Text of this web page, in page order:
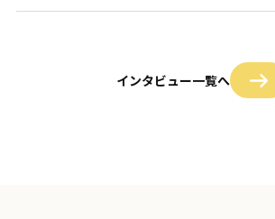
インタビュー一覧へ